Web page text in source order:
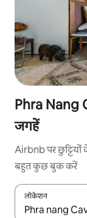
Phra Nang
जगहें
Airbnb पर
बहुत कुछ बुक करें
लोकेशन
नतीजों के उपलब्ध